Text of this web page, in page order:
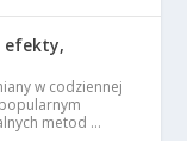
efekty,
w codziennej
metod …